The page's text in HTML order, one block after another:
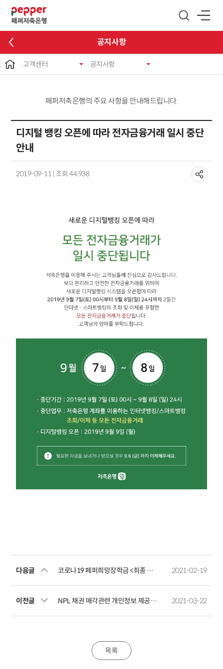
공지사항
고객센터 공지사항
페퍼저축은행의 주요 사항을 안내해드립니다.
디지털 뱅킹 오픈에 따라 전자금융거래 일시 중단
안내
2019-09-11 | 조회 44,938
다음글 코로나19 페퍼희망장학금 <최종 합격자> 발표 2021-02-19
이전글 NPL 채권 매각관련 개인정보 제공예정사실 공지 2021-03-22
목록